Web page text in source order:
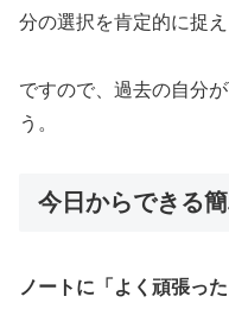
分の選択を肯定的に捉
ですので、過去の自分
う。
今日からできる
ノートに「よく頑張っ